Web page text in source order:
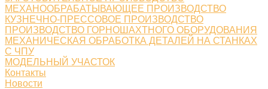
МЕХАНООБРАБАТЫВАЮЩЕЕ ПРОИЗВОДСТВО
КУЗНЕЧНО-ПРЕССОВОЕ ПРОИЗВОДСТВО
ПРОИЗВОДСТВО ГОРНОШАХТНОГО ОБОРУДОВАНИЯ
МЕХАНИЧЕСКАЯ ОБРАБОТКА ДЕТАЛЕЙ НА СТАНКАХ
С ЧПУ
МОДЕЛЬНЫЙ УЧАСТОК
Контакты
Новости